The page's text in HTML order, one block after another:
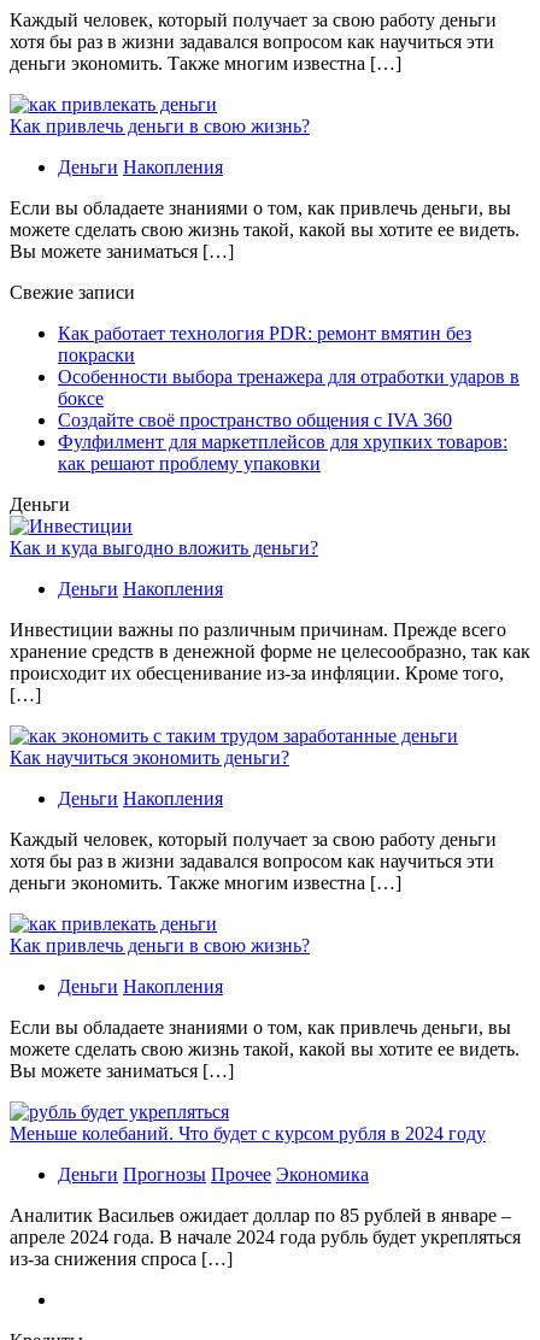
Каждый человек, который получает за свою работу деньги
хотя бы раз в жизни задавался вопросом как научиться эти
деньги экономить. Также многим известна […]
Как привлечь деньги в свою жизнь?
Деньги Накопления
Если вы обладаете знаниями о том, как привлечь деньги, вы
можете сделать свою жизнь такой, какой вы хотите ее видеть.
Вы можете заниматься […]
Свежие записи
Как работает технология PDR: ремонт вмятин без
покраски
Особенности выбора тренажера для отработки ударов в
боксе
Создайте своё пространство общения с IVA 360
Фулфилмент для маркетплейсов для хрупких товаров:
как решают проблему упаковки
Деньги
Как и куда выгодно вложить деньги?
Деньги Накопления
Инвестиции важны по различным причинам. Прежде всего
хранение средств в денежной форме не целесообразно, так как
происходит их обесценивание из-за инфляции. Кроме того,
[…]
Как научиться экономить деньги?
Деньги Накопления
Каждый человек, который получает за свою работу деньги
хотя бы раз в жизни задавался вопросом как научиться эти
деньги экономить. Также многим известна […]
Как привлечь деньги в свою жизнь?
Деньги Накопления
Если вы обладаете знаниями о том, как привлечь деньги, вы
можете сделать свою жизнь такой, какой вы хотите ее видеть.
Вы можете заниматься […]
Меньше колебаний. Что будет с курсом рубля в 2024 году
Деньги Прогнозы Прочее Экономика
Аналитик Васильев ожидает доллар по 85 рублей в январе –
апреле 2024 года. В начале 2024 года рубль будет укрепляться
из-за снижения спроса […]